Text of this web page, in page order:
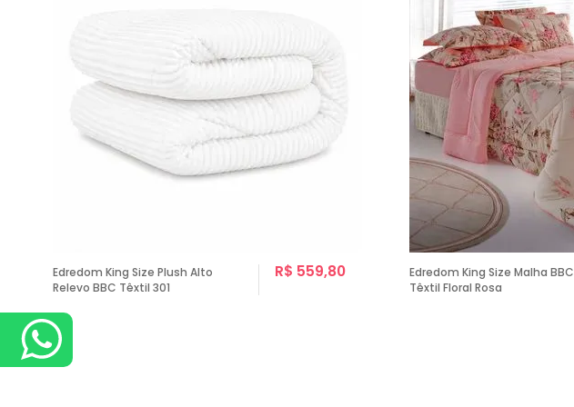
Edredom King Size Plush Alto
Relevo BBC Têxtil 301
R$ 559,80
Edredom King Size Malha BBC
Têxtil Floral Rosa